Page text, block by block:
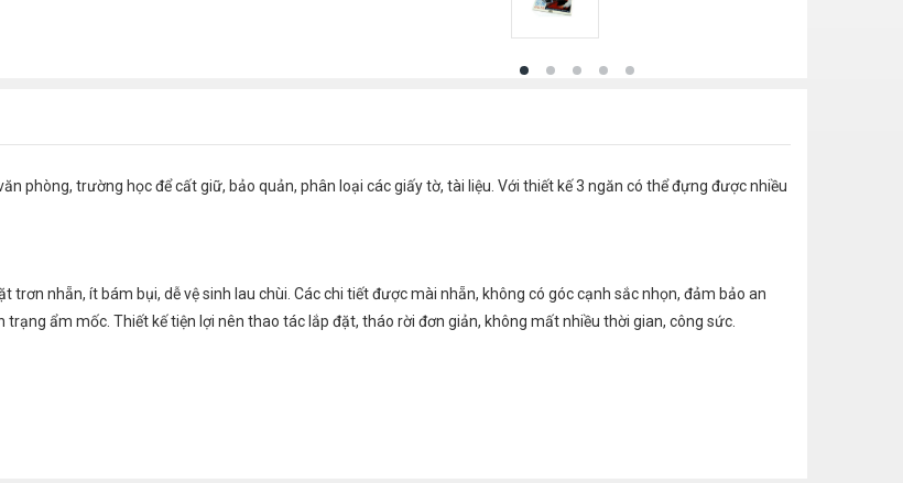
phòng, trường học để cất giữ, bảo quản, phân loại các giấy tờ, tài liệu. Với thiết kế 3 ngăn có thể đựng được nhiều
trơn nhẵn, ít bám bụi, dễ vệ sinh lau chùi. Các chi tiết được mài nhẵn, không có góc cạnh sắc nhọn, đảm bảo an
ẩm mốc. Thiết kế tiện lợi nên thao tác lắp đặt, tháo rời đơn giản, không mất nhiều thời gian, công sức.